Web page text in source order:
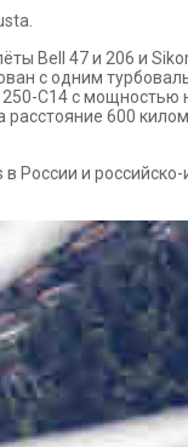
Bell 47 и 206 и
с одним
С14 с мощностью
600
России и